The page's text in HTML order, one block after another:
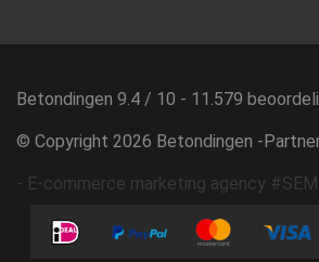
Betondingen 9.4 / 10 - 11.579
© Copyright 2026 Betondingen -
- E-commerce marketing agency #SEM